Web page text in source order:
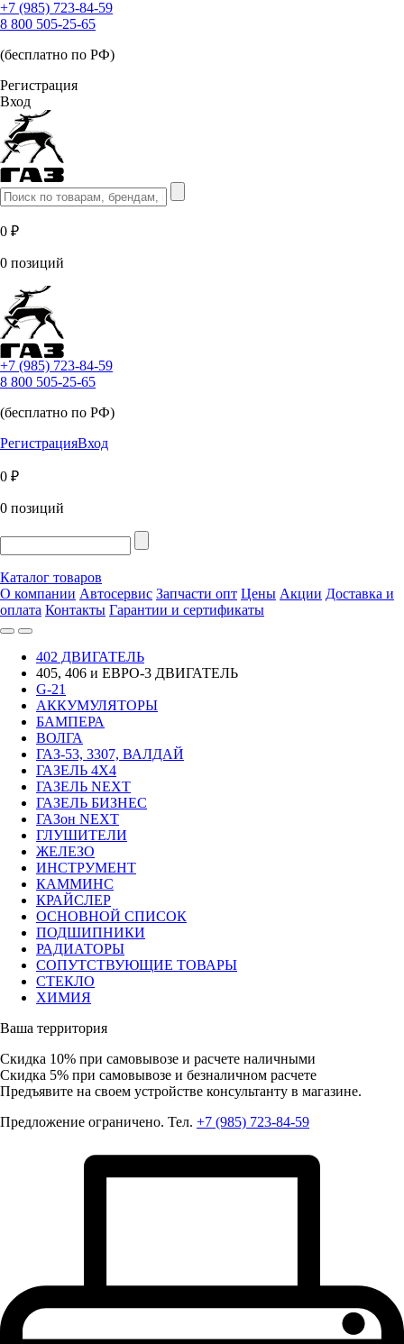
+7 (985) 723-84-59
8 800 505-25-65
(бесплатно по РФ)
Регистрация
Вход
0 ₽
0 позиций
+7 (985) 723-84-59
8 800 505-25-65
(бесплатно по РФ)
РегистрацияВход
0 ₽
0 позиций
Каталог товаров
О компании Автосервис Запчасти опт Цены Акции Доставка и
оплата Контакты Гарантии и сертификаты
402 ДВИГАТЕЛЬ
405, 406 и ЕВРО-3 ДВИГАТЕЛЬ
G-21
АККУМУЛЯТОРЫ
БАМПЕРА
ВОЛГА
ГАЗ-53, 3307, ВАЛДАЙ
ГАЗЕЛЬ 4Х4
ГАЗЕЛЬ NEXT
ГАЗЕЛЬ БИЗНЕС
ГАЗон NEXT
ГЛУШИТЕЛИ
ЖЕЛЕЗО
ИНСТРУМЕНТ
КАММИНС
КРАЙСЛЕР
ОСНОВНОЙ СПИСОК
ПОДШИПНИКИ
РАДИАТОРЫ
СОПУТСТВУЮЩИЕ ТОВАРЫ
СТЕКЛО
ХИМИЯ
Ваша территория
Скидка 10% при самовывозе и расчете наличными
Скидка 5% при самовывозе и безналичном расчете
Предъявите на своем устройстве консультанту в магазине.
Предложение ограничено. Тел. +7 (985) 723-84-59